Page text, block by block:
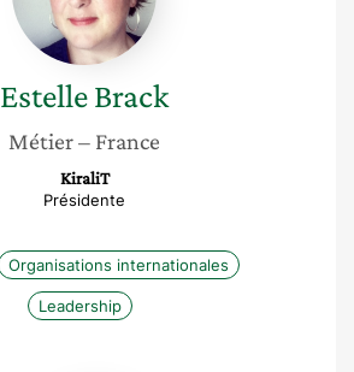
EstelleBrack
Métier– France
KiraliT
Présidente
Organisations internationales
Leadership